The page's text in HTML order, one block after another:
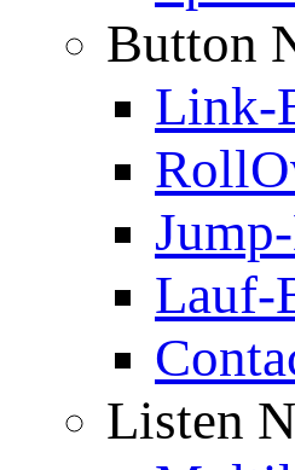
Button
Link-
Lauf-
Listen